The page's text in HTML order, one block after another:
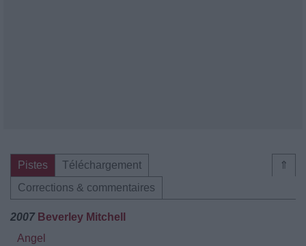
⇑
Pistes
Téléchargement
Corrections & commentaires
2007 Beverley Mitchell
Angel